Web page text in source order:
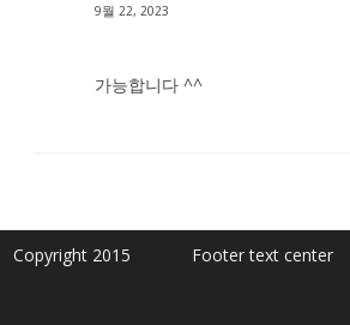
9월 22, 2023
가능합니다 ^^
Copyright 2015 Footer text center